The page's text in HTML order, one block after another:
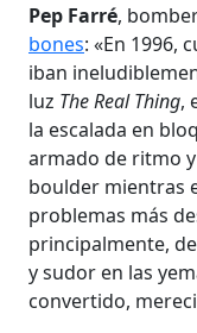
Pep Farré,
bones: «En 1996,
iban
luz The Real Thing,
la escalada en
armado de ritmo
boulder mientras
problemas más
principalmente,
y sudor en las
convertido,